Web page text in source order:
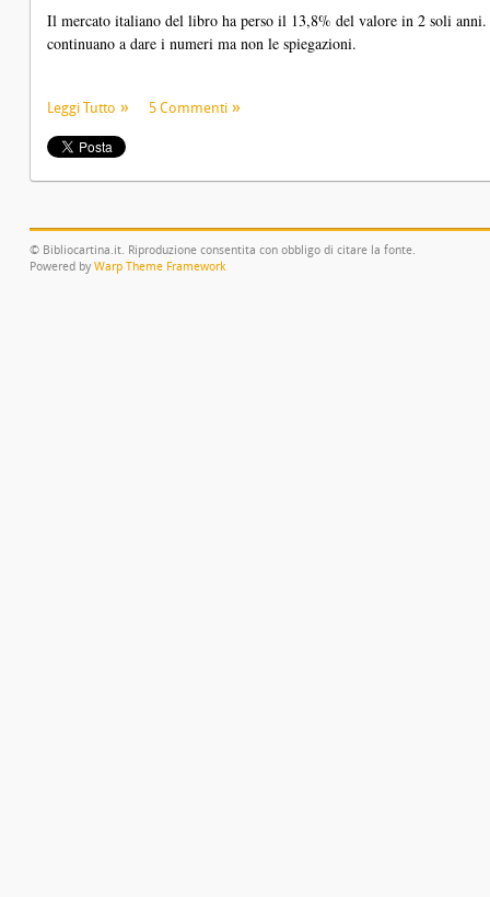
Il mercato italiano del libro ha perso il 13,8% del valore in 2 soli
continuano a dare i numeri ma non le spiegazioni.
Leggi Tutto 5 Commenti
© Bibliocartina.it. Riproduzione consentita con obbligo di citare la fonte.
Powered by Warp Theme Framework